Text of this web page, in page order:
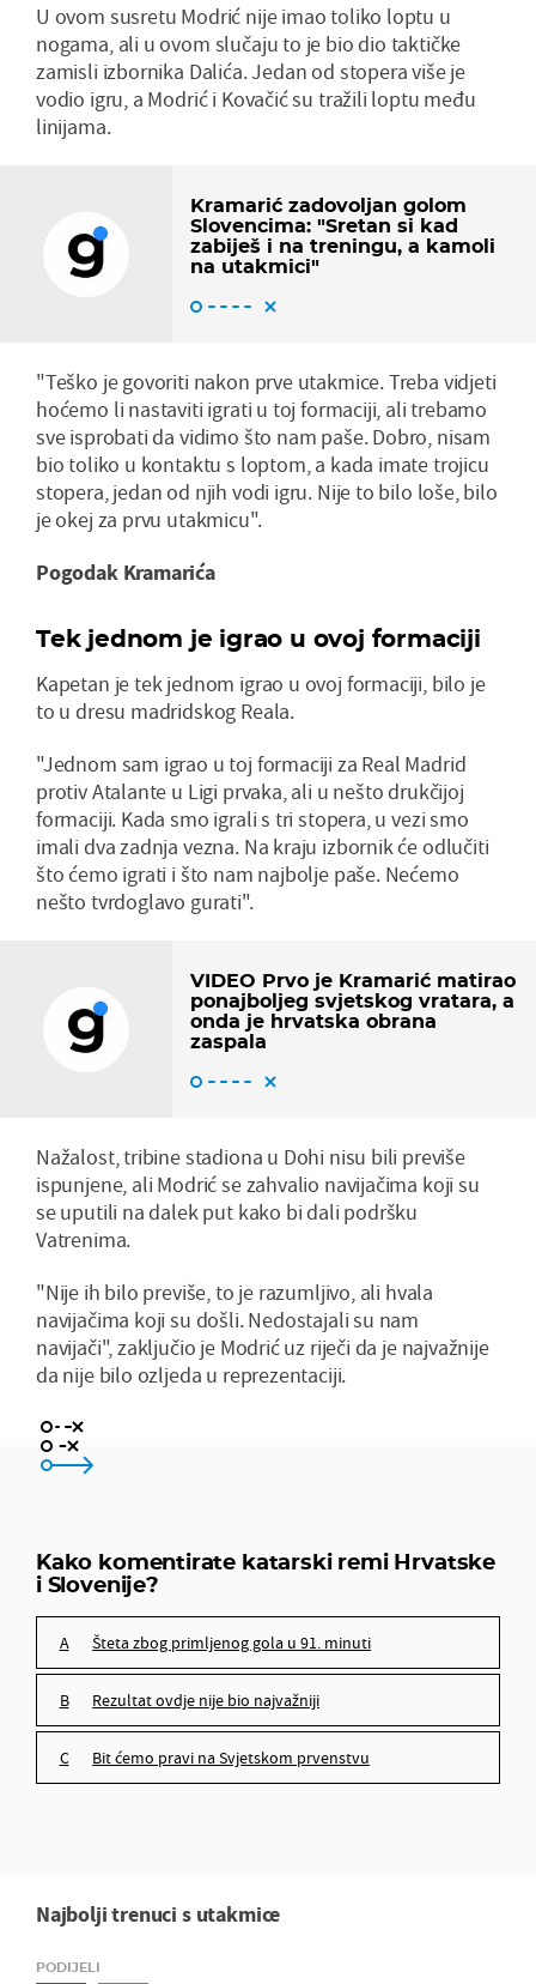
U ovom susretu Modrić nije imao toliko loptu u
nogama, ali u ovom slučaju to je bio dio taktičke
zamisli izbornika Dalića. Jedan od stopera više je
vodio igru, a Modrić i Kovačić su tražili loptu među
linijama.
Kramarić zadovoljan golom
Slovencima: "Sretan si kad
zabiješ i na treningu, a kamoli
na utakmici"
"Teško je govoriti nakon prve utakmice. Treba vidjeti
hoćemo li nastaviti igrati u toj formaciji, ali trebamo
sve isprobati da vidimo što nam paše. Dobro, nisam
bio toliko u kontaktu s loptom, a kada imate trojicu
stopera, jedan od njih vodi igru. Nije to bilo loše, bilo
je okej za prvu utakmicu".
Pogodak Kramarića
Tek jednom je igrao u ovoj formaciji
Kapetan je tek jednom igrao u ovoj formaciji, bilo je
to u dresu madridskog Reala.
"Jednom sam igrao u toj formaciji za Real Madrid
protiv Atalante u Ligi prvaka, ali u nešto drukčijoj
formaciji. Kada smo igrali s tri stopera, u vezi smo
imali dva zadnja vezna. Na kraju izbornik će odlučiti
što ćemo igrati i što nam najbolje paše. Nećemo
nešto tvrdoglavo gurati".
VIDEO Prvo je Kramarić matirao
ponajboljeg svjetskog vratara, a
onda je hrvatska obrana
zaspala
Nažalost, tribine stadiona u Dohi nisu bili previše
ispunjene, ali Modrić se zahvalio navijačima koji su
se uputili na dalek put kako bi dali podršku
Vatrenima.
"Nije ih bilo previše, to je razumljivo, ali hvala
navijačima koji su došli. Nedostajali su nam
navijači", zaključio je Modrić uz riječi da je najvažnije
da nije bilo ozljeda u reprezentaciji.
Kako komentirate katarski remi Hrvatske
i Slovenije?
Šteta zbog primljenog gola u 91. minuti
Rezultat ovdje nije bio najvažniji
Bit ćemo pravi na Svjetskom prvenstvu
Najbolji trenuci s utakmice
PODIJELI